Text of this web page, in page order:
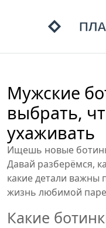
Мужские
выбрать,
ухаживать
Ищешь новые
Давай разберёмся,
какие детали важны
жизнь любимой
Какие